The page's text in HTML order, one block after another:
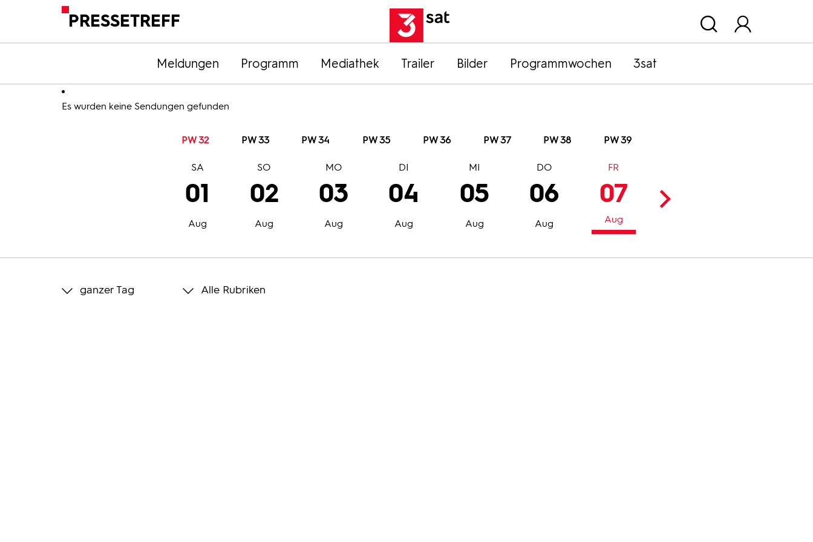
PRESSETREFF
Meldungen Programm Mediathek Trailer Bilder Programmwochen 3sat
Es wurden keine Sendungen gefunden
PW 32 PW 33 PW 34 PW 35 PW 36 PW 37 PW 38 PW 39
01
Aug
SA
02
Aug
SO
03
Aug
MO
04
Aug
DI
05
Aug
MI
06
Aug
DO
07
Aug
FR
08
ganzer Tag Alle Rubriken